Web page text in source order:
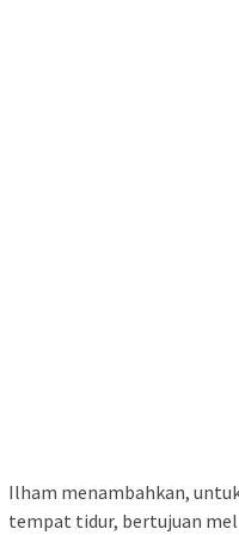
Ilham menambahkan,
tempat tidur, bertujuan